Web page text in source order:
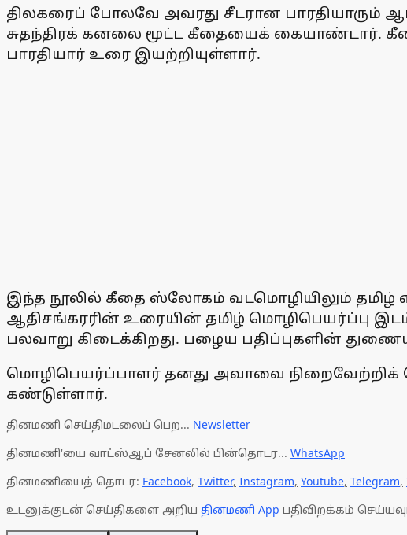
திலகரைப் போலவே அவரது சீடரான பாரதியாரும்
சுதந்திரக் கனலை மூட்ட கீதையைக் கையாண்டார்.
பாரதியார் உரை இயற்றியுள்ளார்.
இந்த நூலில் கீதை ஸ்லோகம் வடமொழியிலும் தமிழ்
ஆதிசங்கரரின் உரையின் தமிழ் மொழிபெயர்ப்பு
பலவாறு கிடைக்கிறது. பழைய பதிப்புகளின்
மொழிபெயர்ப்பாளர் தனது அவாவை நிறைவேற்றிக்
கண்டுள்ளார்.
தினமணி செய்திமடலைப் பெற... Newsletter
தினமணி'யை வாட்ஸ்ஆப் சேனலில் பின்தொடர... WhatsApp
தினமணியைத் தொடர: Facebook, Twitter, Instagram, Youtube, Telegram,
உடனுக்குடன் செய்திகளை அறிய தினமணி App பதிவிறக்கம்